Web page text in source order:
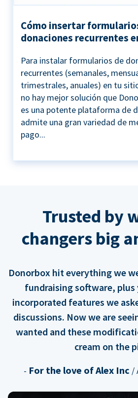
Cómo insertar
donaciones recurrentes
Para instalar formularios de
recurrentes (semanales,
trimestrales, anuales) en tu
no hay mejor solución que
es una potente plataforma de
admite una gran variedad de
pago...
Trusted by
changers big
Donorbox hit everything we
fundraising software,
incorporated features we
discussions. Now we are
wanted and these
cream on the
- For the love of Alex Inc /